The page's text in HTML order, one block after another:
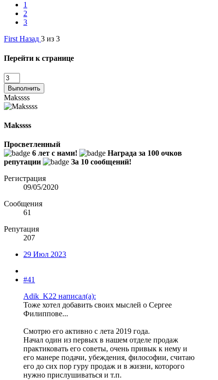
1
2
3
First Назад 3 из 3
Перейти к странице
Выполнить
Makssss
Makssss
Просветленный
6 лет с нами!
Награда за 100 очков
репутации
За 10 сообщений!
Регистрация
09/05/2020
Сообщения
61
Репутация
207
29 Июл 2023
#41
Adik_K22 написал(а):
Тоже хотел добавить своих мыслей о Сергее
Филиппове...
Смотрю его активно с лета 2019 года.
Начал один из первых в нашем отделе продаж
практиковать его советы, очень привык к нему и
его манере подачи, убеждения, философии, считаю
его до сих пор гуру продаж и в жизни, которого
нужно прислушиваться и т.п.